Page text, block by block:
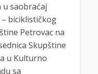
saobraćaj
biciklističkog
Petrovac na
Skupštine
u Kulturno
sa